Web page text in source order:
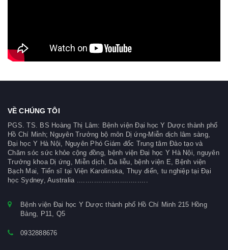
VỀ CHÚNG TÔI
PGS. TS. BS Hoàng Thị Lâm: Bệnh viện Đại học Y Dược thành phố
Hồ Chí Minh; Nguyên Trưởng bộ môn Dị ứng-Miễn dịch lâm sàng,
Đại học Y Hà Nội, Nguyên Phó Giám đốc Trung tâm Đào tạo và
Chăm sóc sức khỏe cộng đồng, bệnh viện Đại học Y Hà Nội, nguyên
Trưởng khoa Dị ứng, Miễn dịch, Da liễu, bệnh viện E, Bệnh viện
Bạch Mai, Tiến sĩ tại Viện Karolinska, Thụy điển, tu nghiệp tại Đại
học Sydney, Australia .................................
Bệnh viện Đại học Y Dược thành phố Hồ Chí Minh 215 Hồng
Bàng, P11, Q5
0932888676